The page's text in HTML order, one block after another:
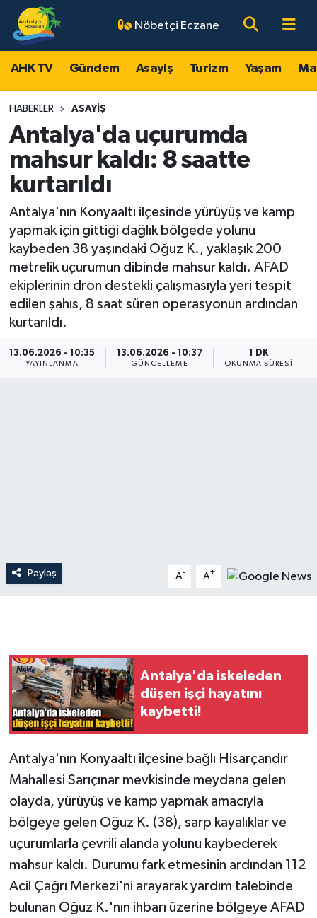
Nöbetçi Eczane
AHK TV Gündem Asayiş Turizm Yaşam
HABERLER ASAYIŞ
Antalya'da uçurumda
mahsur kaldı: 8 saatte
kurtarıldı
Antalya'nın Konyaaltı ilçesinde yürüyüş ve kamp
yapmak için gittiği dağlık bölgede yolunu
kaybeden 38 yaşındaki Oğuz K., yaklaşık 200
metrelik uçurumun dibinde mahsur kaldı. AFAD
ekiplerinin dron destekli çalışmasıyla yeri tespit
edilen şahıs, 8 saat süren operasyonun ardından
kurtarıldı.
13.06.2026 - 10:35
YAYINLANMA
13.06.2026 - 10:37
GÜNCELLEME
1 DK
OKUNMA SÜRESI
Paylaş A- A+
Antalya'da iskeleden
düşen işçi hayatını
kaybetti!
Antalya'nın Konyaaltı ilçesine bağlı Hisarçandır
Mahallesi Sarıçınar mevkisinde meydana gelen
olayda, yürüyüş ve kamp yapmak amacıyla
bölgeye gelen Oğuz K. (38), sarp kayalıklar ve
uçurumlarla çevrili alanda yolunu kaybederek
mahsur kaldı. Durumu fark etmesinin ardından 112
Acil Çağrı Merkezi'ni arayarak yardım talebinde
bulunan Oğuz K.'nın ihbarı üzerine bölgeye AFAD
AHK TV
Gündem
Asayiş
Turizm
Magazin
Ekonomi
Spor
Antalya Nöbetçi Eczaneler
Antalya Hava Durumu
Antalya Namaz Vakitleri
Antalya Trafik Yoğunluk Haritası
Tüm Manşetler
Son Dakika Haberleri
Haber Arşivi